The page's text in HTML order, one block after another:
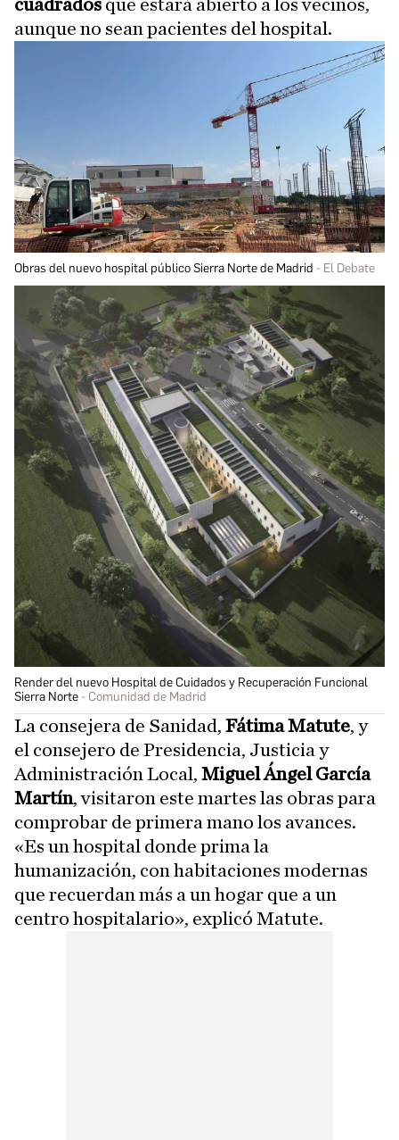
cuadrados que estará abierto a los vecinos,
aunque no sean pacientes del hospital.
Obras del nuevo hospital público Sierra Norte de Madrid El Debate
Render del nuevo Hospital de Cuidados y Recuperación Funcional
Sierra Norte
Comunidad de Madrid
La consejera de Sanidad, Fátima Matute, y
el consejero de Presidencia, Justicia y
Administración Local, Miguel Ángel García
Martín, visitaron este martes las obras para
comprobar de primera mano los avances.
«Es un hospital donde prima la
humanización, con habitaciones modernas
que recuerdan más a un hogar que a un
centro hospitalario», explicó Matute.